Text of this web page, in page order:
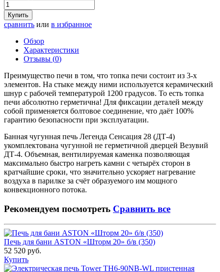
Купить
сравнить или в избранное
Обзор
Характеристики
Отзывы (0)
Преимущество печи в том, что топка печи состоит из 3-х
элементов. На стыке между ними используется керамический
шнур с рабочей температурой 1200 градусов. То есть топка
печи абсолютно герметична! Для фиксации деталей между
собой применяется болтовое соединение, что даёт 100%
гарантию безопасности при эксплуатации.
Банная чугунная печь Легенда Сенсация 28 (ДТ-4)
укомплектована чугунной не герметичной дверцей Везувий
ДТ-4. Объемная, вентилируемая каменка позволяющая
максимально быстро нагреть камни с четырёх сторон в
кратчайшие сроки, что значительно ускоряет нагревание
воздуха в парилке за счёт образуемого им мощного
конвекционного потока.
Рекомендуем посмотреть Сравнить все
Печь для бани ASTON «Шторм 20» б/в (350)
52 520 руб.
Купить